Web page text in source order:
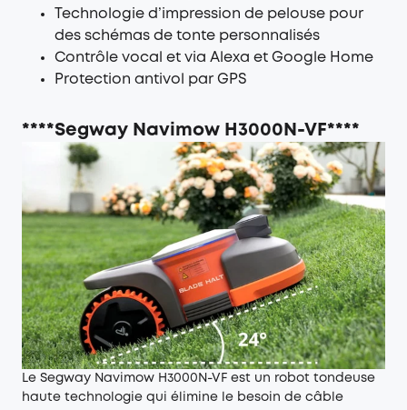
Technologie d’impression de pelouse pour
des schémas de tonte personnalisés
Contrôle vocal et via Alexa et Google Home
Protection antivol par GPS
****Segway Navimow H3000N-VF****
Le Segway Navimow H3000N-VF est un robot tondeuse
haute technologie qui élimine le besoin de câble